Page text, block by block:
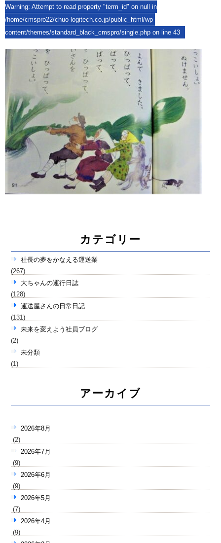
Warning: Attempt to read property "term_id" on null in
/home/cmspro22/chuo-logitech.co.jp/public_html/wp-
content/themes/standard_black_cmspro/single.php on line 43
カテゴリー
社長の夢をかなえる運送業
(267)
大ちゃんの運行日誌
(128)
運送屋さんの日常日記
(131)
未来を変えよう社員ブログ
(2)
未分類
(1)
アーカイブ
2026年8月
(2)
2026年7月
(9)
2026年6月
(9)
2026年5月
(7)
2026年4月
(9)